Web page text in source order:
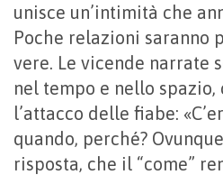
unisce un’intimità che
Poche relazioni saranno
vere. Le vicende narrate
nel tempo e nello spazio,
l’attacco delle fiabe:
quando, perché?
risposta, che il “come”